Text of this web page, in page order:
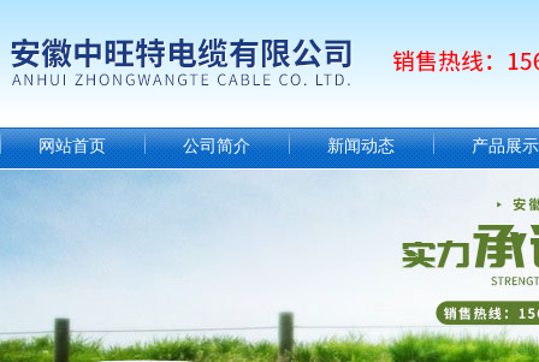
网站首页 公司简介 新闻动态 产品展示